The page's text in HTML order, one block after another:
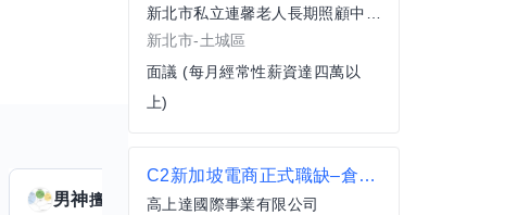
男神擅長 個技能
新北市私立連馨老人長期照顧中心(養護型)
新北市-土城區
面議 (每月經常性薪資達四萬以
上)
C2新加坡電商正式職缺–倉儲物流/特休18天/外商機會/面試獎金
高上達國際事業有限公司